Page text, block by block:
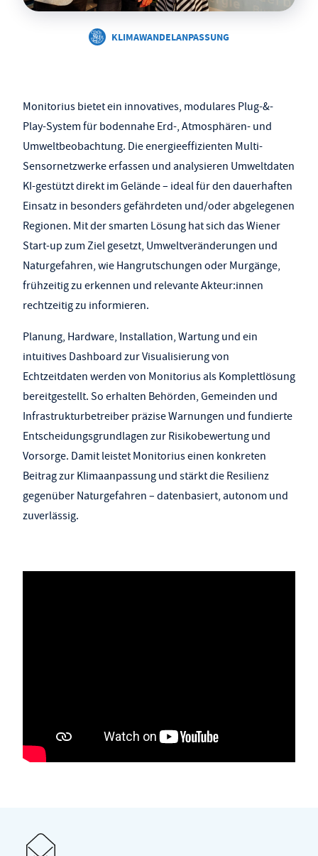
KLIMAWANDELANPASSUNG
Monitorius bietet ein innovatives, modulares Plug-&-
Play-System für bodennahe Erd-, Atmosphären- und
Umweltbeobachtung. Die energieeffizienten Multi-
Sensornetzwerke erfassen und analysieren Umweltdaten
KI-gestützt direkt im Gelände – ideal für den dauerhaften
Einsatz in besonders gefährdeten und/oder abgelegenen
Regionen. Mit der smarten Lösung hat sich das Wiener
Start-up zum Ziel gesetzt, Umweltveränderungen und
Naturgefahren, wie Hangrutschungen oder Murgänge,
frühzeitig zu erkennen und relevante Akteur:innen
rechtzeitig zu informieren.
Planung, Hardware, Installation, Wartung und ein
intuitives Dashboard zur Visualisierung von
Echtzeitdaten werden von Monitorius als Komplettlösung
bereitgestellt. So erhalten Behörden, Gemeinden und
Infrastrukturbetreiber präzise Warnungen und fundierte
Entscheidungsgrundlagen zur Risikobewertung und
Vorsorge. Damit leistet Monitorius einen konkreten
Beitrag zur Klimaanpassung und stärkt die Resilienz
gegenüber Naturgefahren – datenbasiert, autonom und
zuverlässig.